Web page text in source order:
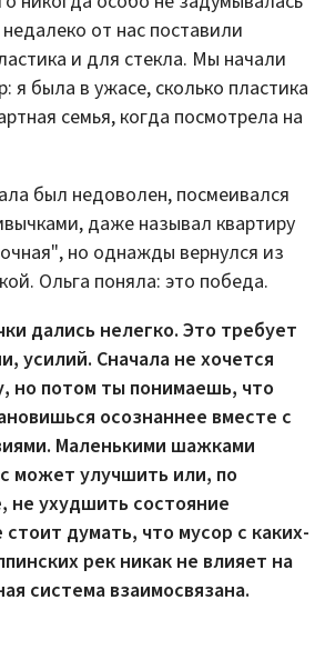
от нас поставили
и для стекла. Мы начали
я была в ужасе, сколько пластика
семья, когда посмотрела на
был недоволен, посмеивался
даже называл квартиру
но однажды вернулся из
Ольга поняла: это победа.
дались нелегко. Это требует
усилий. Сначала не хочется
но потом ты понимаешь, что
осознаннее вместе с
Маленькими шажками
может улучшить или, по
не ухудшить состояние
думать, что мусор с каких-
рек никак не влияет на
система взаимосвязана.